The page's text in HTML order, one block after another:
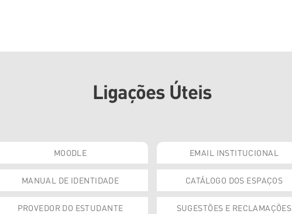
Ligações Úteis
MOODLE EMAIL INSTITUCIONAL
MANUAL DE IDENTIDADE CATÁLOGO DOS ESPAÇOS
PROVEDOR DO ESTUDANTE SUGESTÕES E RECLAMAÇÕES